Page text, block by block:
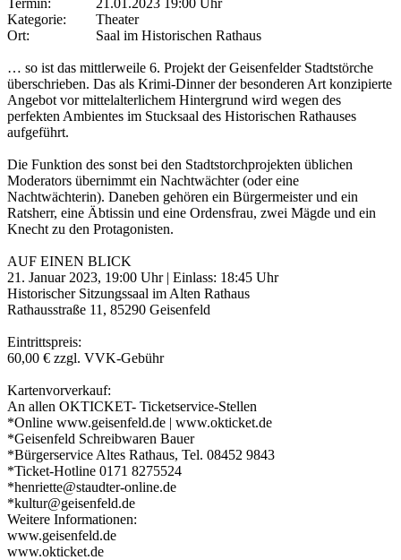
Termin:
21.01.2023 19:00 Uhr
Kategorie:
Theater
Ort:
Saal im Historischen Rathaus
… so ist das mittlerweile 6. Projekt der Geisenfelder Stadtstörche
überschrieben. Das als Krimi-Dinner der besonderen Art konzipierte
Angebot vor mittelalterlichem Hintergrund wird wegen des
perfekten Ambientes im Stucksaal des Historischen Rathauses
aufgeführt.
Die Funktion des sonst bei den Stadtstorchprojekten üblichen
Moderators übernimmt ein Nachtwächter (oder eine
Nachtwächterin). Daneben gehören ein Bürgermeister und ein
Ratsherr, eine Äbtissin und eine Ordensfrau, zwei Mägde und ein
Knecht zu den Protagonisten.
AUF EINEN BLICK
21. Januar 2023, 19:00 Uhr | Einlass: 18:45 Uhr
Historischer Sitzungssaal im Alten Rathaus
Rathausstraße 11, 85290 Geisenfeld
Eintrittspreis:
60,00 € zzgl. VVK-Gebühr
Kartenvorverkauf:
An allen OKTICKET- Ticketservice-Stellen
*Online www.geisenfeld.de | www.okticket.de
*Geisenfeld Schreibwaren Bauer
*Bürgerservice Altes Rathaus, Tel. 08452 9843
*Ticket-Hotline 0171 8275524
*henriette@staudter-online.de
*kultur@geisenfeld.de
Weitere Informationen:
www.geisenfeld.de
www.okticket.de